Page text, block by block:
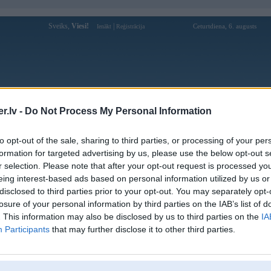
- Do Not Process My Personal Information
opt-out of the sale, sharing to third parties, or processing of your
for targeted advertising by us, please use the below opt-out
selection. Please note that after your opt-out request is processed
interest-based ads based on personal information utilized by us
to third parties prior to your opt-out. You may separately
of your personal information by third parties on the IAB’s list of
This information may also be disclosed by us to third parties on the
Participants that may further disclose it to other third parties.
Sveiks, Viesi! Ienākt Reģistrācija Ceturtdiena, 6. augusts
Forums Galerijas Reģistrācija Lietotāji
Lietotāja dexter1 profils
Pēdējo reizi manīts: 27. Jun 2026, 16:49
Lietotājvārds:
dexter1
Pilsēta:
Rīga
Braucu ar:
Nodarbošanās:
Lāzergriešāna
Ziņojumi forumā:
916